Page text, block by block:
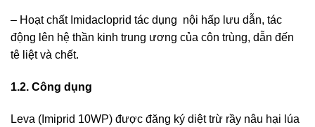
– Hoạt chất Imidacloprid tác dụng nội hấp lưu dẫn, tác
động lên hệ thần kinh trung ương của côn trùng, dẫn đến
tê liệt và chết.
1.2. Công dụng
Leva (Imiprid 10WP) được đăng ký diệt trừ rầy nâu hại lúa